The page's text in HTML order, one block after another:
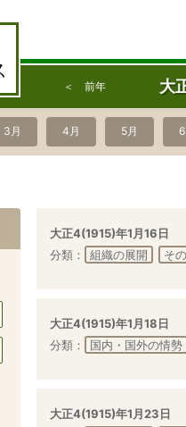
＜ 前年 大
3月 4月 5月
大正4(1915)年1月16日
分類：
組織の展開 そ
大正4(1915)年1月18日
分類：
国内・国外の情勢
大正4(1915)年1月23日